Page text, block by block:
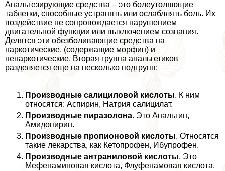
Анальгезирующие средства – это болеутоляющие
таблетки, способные устранять или ослабллять боль. Их
воздействие не сопровождается нарушением
двигательной функции или выключением сознания.
Делятся эти обезболивающие средства на
наркотические, (содержащие морфин) и
ненаркотические. Вторая группа aнaльгетиков
разделяется еще на несколько подгрупп:
Производные салициловой кислоты. К ним
относятся: Аспирин, Натрия салицилат.
Производные пиразолона. Это Анальгин,
Амидопирин.
Производные пропионовой кислоты. Относятся
такие лекарства, как Кетопрофен, Ибупрофен.
Производные антраниловой кислоты. Это
Мефенаминовая кислота, Флуфенамовая кислота.